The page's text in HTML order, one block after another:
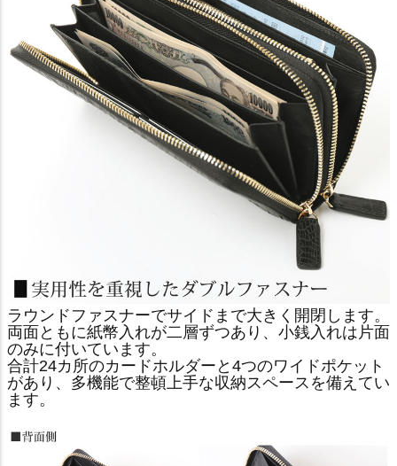
ラウンドファスナーでサイドまで大きく開閉します。
両面ともに紙幣入れが二層ずつあり、小銭入れは片面
のみに付いています。
合計24カ所のカードホルダーと4つのワイドポケット
があり、多機能で整頓上手な収納スペースを備えてい
ます。